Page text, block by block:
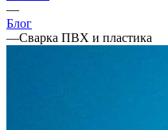
—
Блог
—Сварка ПВХ и пластика